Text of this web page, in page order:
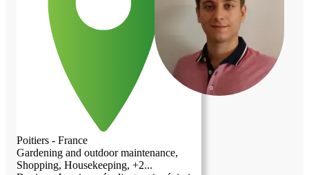
Poitiers - France
Gardening and outdoor maintenance,
Shopping, Housekeeping, +2...